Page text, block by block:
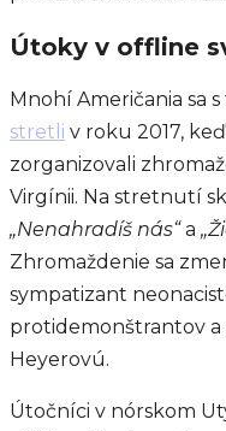
Útoky v offline
Mnohí Američania sa
stretli v roku 2017,
zorganizovali
Virgínii. Na stretnutí
„Nenahradíš nás“a
Zhromaždenie sa
sympatizant
protidemonštrantov
Heyerovú.
Útočníci v nórskom